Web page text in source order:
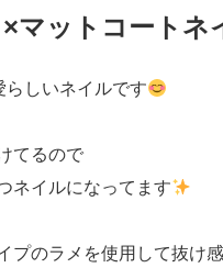
マットコートネ
らしいネイルです
てるので
ネイルになってます
プのラメを使用して抜け